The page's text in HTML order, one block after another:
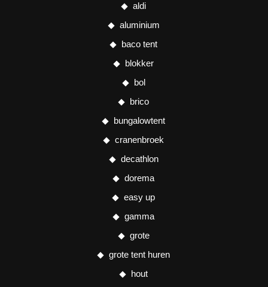
aldi
aluminium
baco tent
blokker
bol
brico
bungalowtent
cranenbroek
decathlon
dorema
easy up
gamma
grote
grote tent huren
hout